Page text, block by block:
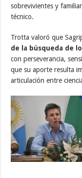
sobrevivientes y
técnico.
Trotta valoró que
de la búsqueda de
con perseverancia,
que su aporte resulta
articulación entre